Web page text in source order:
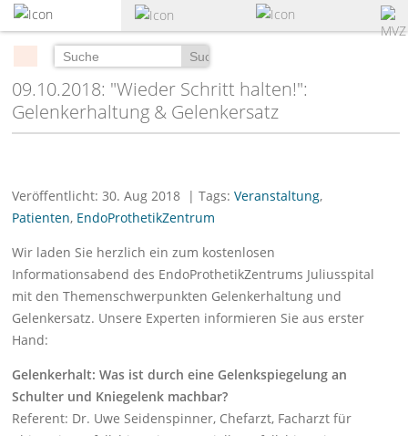
zum
Hauptinhalt
Suchen
09.10.2018: "Wieder Schritt halten!":
Gelenkerhaltung & Gelenkersatz
Veröffentlicht: 30. Aug 2018 | Tags:Veranstaltung,
Patienten, EndoProthetikZentrum
Wir laden Sie herzlich ein zum kostenlosen
Informationsabend des EndoProthetikZentrums Juliusspital
mit den Themenschwerpunkten Gelenkerhaltung und
Gelenkersatz. Unsere Experten informieren Sie aus erster
Hand:
Gelenkerhalt: Was ist durch eine Gelenkspiegelung an
Schulter und Kniegelenk machbar?
Referent: Dr. Uwe Seidenspinner, Chefarzt, Facharzt für